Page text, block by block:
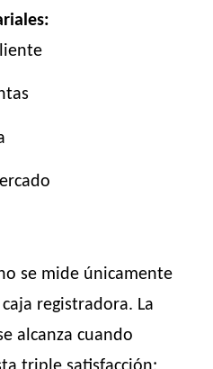
se mide únicamente
registradora. La
alcanza cuando